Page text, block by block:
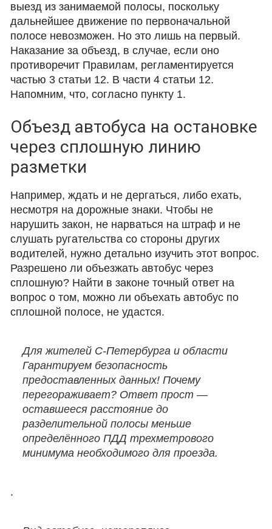
выезд из занимаемой полосы, поскольку
дальнейшее движение по первоначальной
полосе невозможен. Но это лишь на первый.
Наказание за объезд, в случае, если оно
противоречит Правилам, регламентируется
частью 3 статьи 12. В части 4 статьи 12.
Напомним, что, согласно пункту 1.
Объезд автобуса на остановке
через сплошную линию
разметки
Например, ждать и не дергаться, либо ехать,
несмотря на дорожные знаки. Чтобы не
нарушить закон, не нарваться на штраф и не
слушать ругательства со стороны других
водителей, нужно детально изучить этот вопрос.
Разрешено ли объезжать автобус через
сплошную? Найти в законе точный ответ на
вопрос о том, можно ли объехать автобус по
сплошной полосе, не удастся.
Для жителей С-Петербурга и области
Гарантируем безопасность
предоставленных данных! Почему
перегораживает? Ответ прост —
оставшееся расстояние до
разделительной полосы меньше
определённого ПДД трехметрового
минимума необходимого для проезда.
.